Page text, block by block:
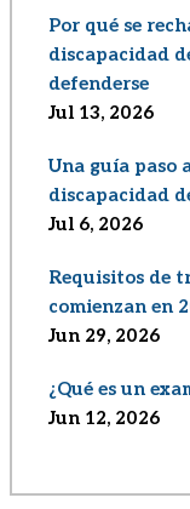
Por qué se
discapacidad
defenderse
Jul 13, 2026
Una guía paso
discapacidad
Jul 6, 2026
Requisitos de
comienzan en
Jun 29, 2026
¿Qué es un
Jun 12, 2026